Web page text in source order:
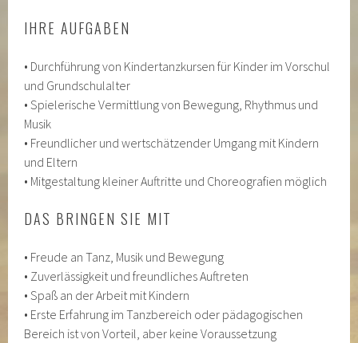
IHRE AUFGABEN
• Durchführung von Kindertanzkursen für Kinder im Vorschul
und Grundschulalter
• Spielerische Vermittlung von Bewegung, Rhythmus und
Musik
• Freundlicher und wertschätzender Umgang mit Kindern
und Eltern
• Mitgestaltung kleiner Auftritte und Choreografien möglich
DAS BRINGEN SIE MIT
• Freude an Tanz, Musik und Bewegung
• Zuverlässigkeit und freundliches Auftreten
• Spaß an der Arbeit mit Kindern
• Erste Erfahrung im Tanzbereich oder pädagogischen
Bereich ist von Vorteil, aber keine Voraussetzung